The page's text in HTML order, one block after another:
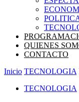
QUIENES
CONTACTO
Inicio TECNOLOGIA
TECNOLOGIA